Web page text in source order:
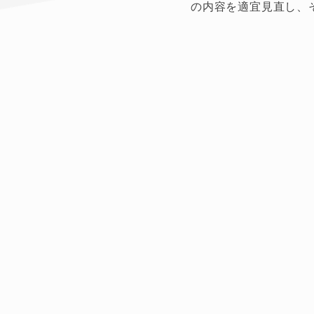
の内容を適宜見直し、